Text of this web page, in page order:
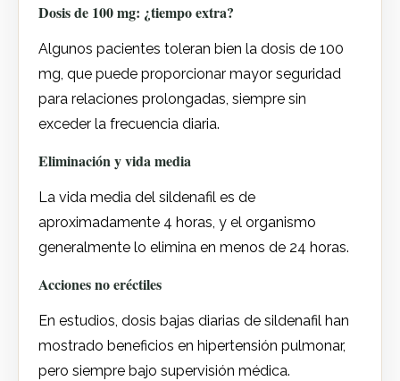
Dosis de 100 mg: ¿tiempo extra?
Algunos pacientes toleran bien la dosis de 100
mg, que puede proporcionar mayor seguridad
para relaciones prolongadas, siempre sin
exceder la frecuencia diaria.
Eliminación y vida media
La vida media del sildenafil es de
aproximadamente 4 horas, y el organismo
generalmente lo elimina en menos de 24 horas.
Acciones no eréctiles
En estudios, dosis bajas diarias de sildenafil han
mostrado beneficios en hipertensión pulmonar,
pero siempre bajo supervisión médica.